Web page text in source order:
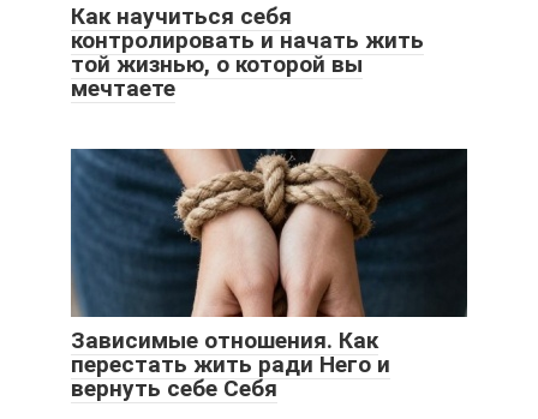
Как научиться себя
контролировать и начать жить
той жизнью, о которой вы
мечтаете
Зависимые отношения. Как
перестать жить ради Него и
вернуть себе Себя